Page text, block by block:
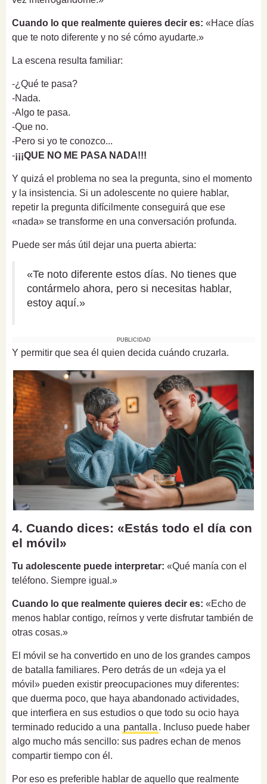
Cuando lo que realmente quieres decir es: «Hace días
que te noto diferente y no sé cómo ayudarte.»
La escena resulta familiar:
-¿Qué te pasa?
-Nada.
-Algo te pasa.
-Que no.
-Pero si yo te conozco...
-¡¡¡QUE NO ME PASA NADA!!!
Y quizá el problema no sea la pregunta, sino el momento
y la insistencia. Si un adolescente no quiere hablar,
repetir la pregunta difícilmente conseguirá que ese
«nada» se transforme en una conversación profunda.
Puede ser más útil dejar una puerta abierta:
«Te noto diferente estos días. No tienes que
contármelo ahora, pero si necesitas hablar,
estoy aquí.»
PUBLICIDAD
Y permitir que sea él quien decida cuándo cruzarla.
4. Cuando dices: «Estás todo el día con
el móvil»
Tu adolescente puede interpretar: «Qué manía con el
teléfono. Siempre igual.»
Cuando lo que realmente quieres decir es: «Echo de
menos hablar contigo, reírnos y verte disfrutar también de
otras cosas.»
El móvil se ha convertido en uno de los grandes campos
de batalla familiares. Pero detrás de un «deja ya el
móvil» pueden existir preocupaciones muy diferentes:
que duerma poco, que haya abandonado actividades,
que interfiera en sus estudios o que todo su ocio haya
terminado reducido a una pantalla . Incluso puede haber
algo mucho más sencillo: sus padres echan de menos
compartir tiempo con él.
Por eso es preferible hablar de aquello que realmente